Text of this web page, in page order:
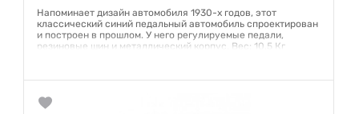
Напоминает дизайн автомобиля 1930-х годов, этот
классический синий педальный автомобиль спроектирован
и построен в прошлом. У него регулируемые педали,
резиновые шин и металлический корпус. Вес: 10,5 Кг
Гарантия:NO